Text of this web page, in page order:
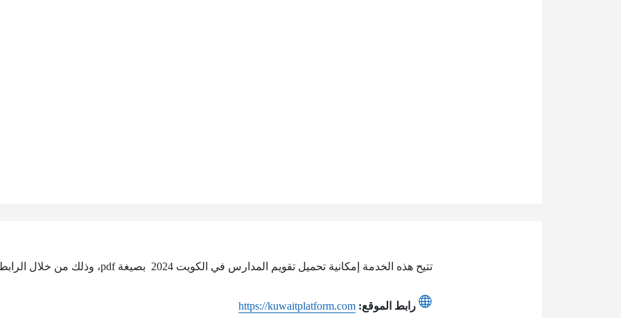
تتيح هذه الخدمة إمكانية تحميل تقويم المدارس في الكويت 2024 بصيغة pdf، وذلك من خلال الرابط التالي:
رابط الموقع: https://kuwaitplatform.com